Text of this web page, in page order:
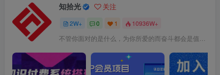
知拾光 关注
2W+ 0 1 10936W+
不管你面对的是什么，为你所爱的而奋斗都会是值得的